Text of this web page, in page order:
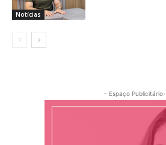
Notícias
- Espaço Publicitário-